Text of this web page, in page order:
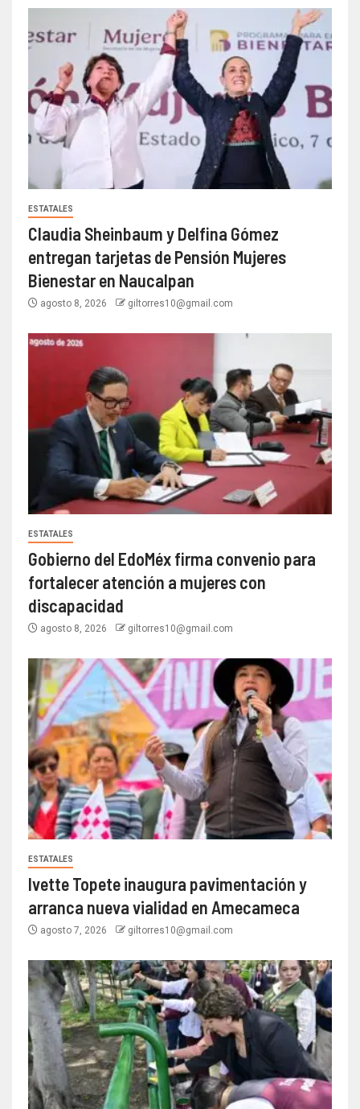
ESTATALES
Claudia Sheinbaum y Delfina Gómez
entregan tarjetas de Pensión Mujeres
Bienestar en Naucalpan
agosto 8, 2026 giltorres10@gmail.com
ESTATALES
Gobierno del EdoMéx firma convenio para
fortalecer atención a mujeres con
discapacidad
agosto 8, 2026 giltorres10@gmail.com
ESTATALES
Ivette Topete inaugura pavimentación y
arranca nueva vialidad en Amecameca
agosto 7, 2026 giltorres10@gmail.com